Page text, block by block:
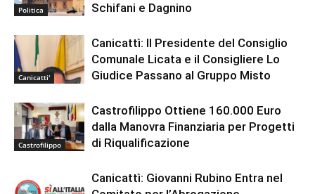
Politica
Schifani e Dagnino
Canicatti'
Canicattì: Il Presidente del Consiglio
Comunale Licata e il Consigliere Lo
Giudice Passano al Gruppo Misto
Castrofilippo
Castrofilippo Ottiene 160.000 Euro
dalla Manovra Finanziaria per Progetti
di Riqualificazione
Canicattì: Giovanni Rubino Entra nel